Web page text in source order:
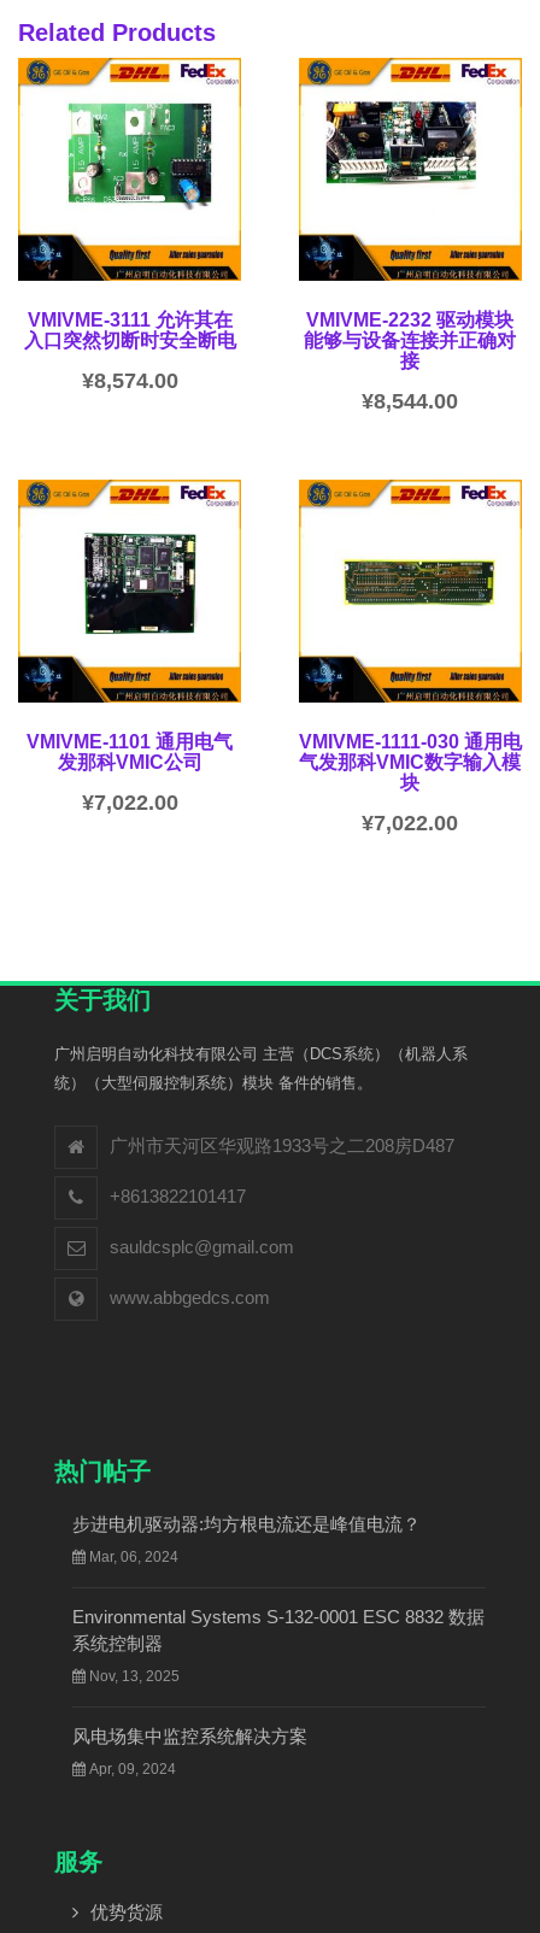
Related Products
VMIVME-3111 允许其在
入口突然切断时安全断电
¥8,574.00
VMIVME-2232 驱动模块
能够与设备连接并正确对
接
¥8,544.00
VMIVME-1101 通用电气
发那科VMIC公司
¥7,022.00
VMIVME-1111-030 通用电
气发那科VMIC数字输入模
块
¥7,022.00
关于我们
广州启明自动化科技有限公司 主营（DCS系统）（机器人系
统）（大型伺服控制系统）模块 备件的销售。
广州市天河区华观路1933号之二208房D487
+8613822101417
sauldcsplc@gmail.com
www.abbgedcs.com
热门帖子
步进电机驱动器:均方根电流还是峰值电流？
Mar, 06, 2024
Environmental Systems S-132-0001 ESC 8832 数据
系统控制器
Nov, 13, 2025
风电场集中监控系统解决方案
Apr, 09, 2024
服务
优势货源